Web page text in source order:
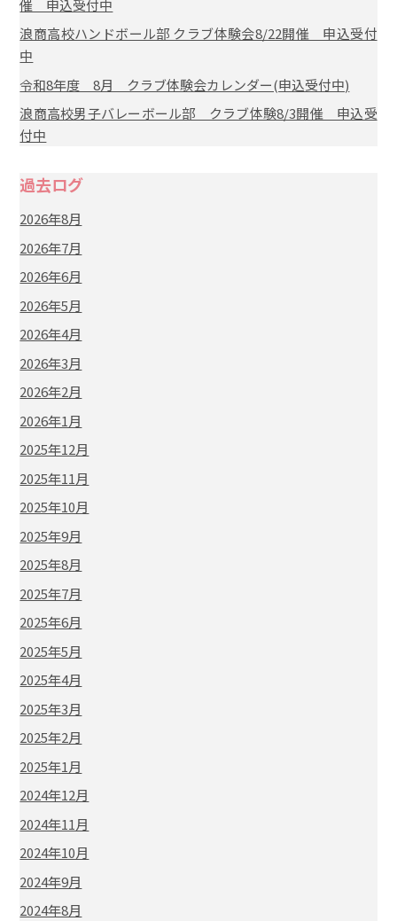
催 申込受付中
浪商高校ハンドボール部 クラブ体験会8/22開催 申込受付
中
令和8年度 8月 クラブ体験会カレンダー(申込受付中)
浪商高校男子バレーボール部 クラブ体験8/3開催 申込受
付中
過去ログ
2026年8月
2026年7月
2026年6月
2026年5月
2026年4月
2026年3月
2026年2月
2026年1月
2025年12月
2025年11月
2025年10月
2025年9月
2025年8月
2025年7月
2025年6月
2025年5月
2025年4月
2025年3月
2025年2月
2025年1月
2024年12月
2024年11月
2024年10月
2024年9月
2024年8月